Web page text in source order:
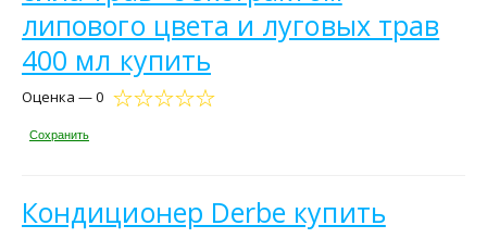
липового цвета и луговых трав
400 мл купить
Оценка — 0
Сохранить
Кондиционер Derbe купить